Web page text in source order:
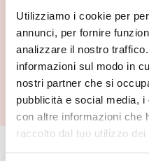
Utilizziamo i cookie per
annunci, per fornire
analizzare il nostro
informazioni sul modo in
nostri partner che si
pubblicità e social media,
con altre informazioni che
raccolto dal tuo utilizzo
Passo del Mortirolo
Mazzo Di Valtellina